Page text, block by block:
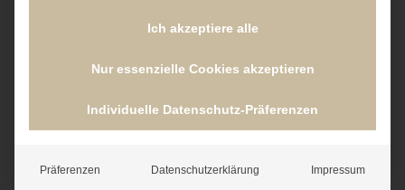
für den Versicherungsschutz von Bedeutung
Wohnbestand sturmsicher machen:
oder entfernen Sie lose Gegenstände auf
Balkon, Terrasse oder im Garten, fahren Sie
Sie Terrassen- bzw. Balkonabflüsse
Ich akzeptiere alle
Nur essenzielle Cookies akzeptieren
Individuelle Datenschutz-Präferenzen
Präferenzen Datenschutzerklärung Impressum